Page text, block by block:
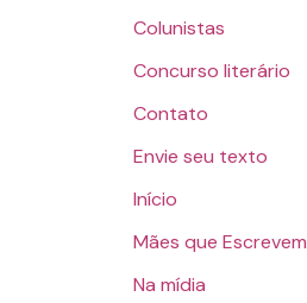
Colunistas
Concurso literário
Contato
Envie seu texto
Início
Mães que Escrevem
Na mídia